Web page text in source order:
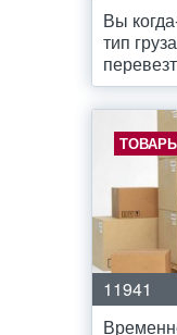
Вы
тип
11941